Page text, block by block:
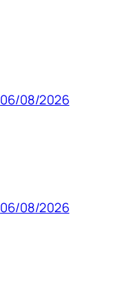
06/08/2026
06/08/2026